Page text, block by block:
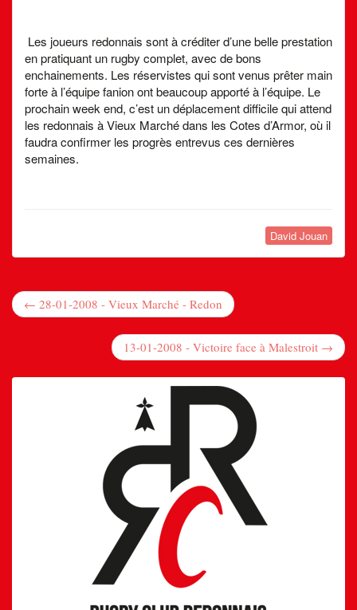
Les joueurs redonnais sont à créditer d’une belle prestation
en pratiquant un rugby complet, avec de bons
enchainements. Les réservistes qui sont venus prêter main
forte à l’équipe fanion ont beaucoup apporté à l’équipe. Le
prochain week end, c’est un déplacement difficile qui attend
les redonnais à Vieux Marché dans les Cotes d’Armor, où il
faudra confirmer les progrès entrevus ces dernières
semaines.
David Jouan
← 28-01-2008 - Vieux Marché - Redon
13-01-2008 - Victoire face à Malestroit →